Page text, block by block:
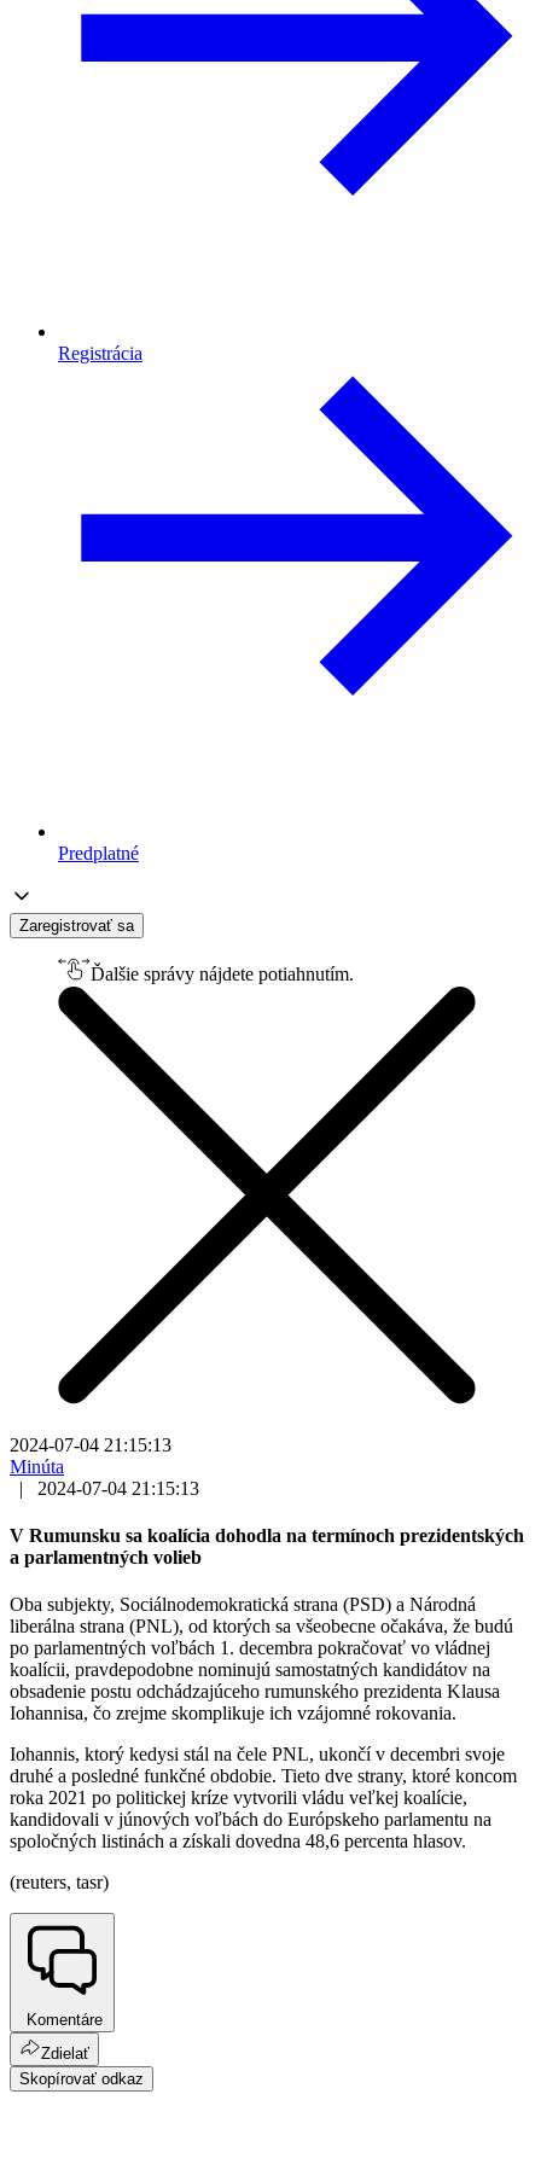
Registrácia
Predplatné
Zaregistrovať sa
Ďalšie správy nájdete potiahnutím.
2024-07-04 21:15:13
Minúta
|
2024-07-04 21:15:13
V Rumunsku sa koalícia dohodla na termínoch prezidentských
a parlamentných volieb
Oba subjekty, Sociálnodemokratická strana (PSD) a Národná
liberálna strana (PNL), od ktorých sa všeobecne očakáva, že budú
po parlamentných voľbách 1. decembra pokračovať vo vládnej
koalícii, pravdepodobne nominujú samostatných kandidátov na
obsadenie postu odchádzajúceho rumunského prezidenta Klausa
Iohannisa, čo zrejme skomplikuje ich vzájomné rokovania.
Iohannis, ktorý kedysi stál na čele PNL, ukončí v decembri svoje
druhé a posledné funkčné obdobie. Tieto dve strany, ktoré koncom
roka 2021 po politickej kríze vytvorili vládu veľkej koalície,
kandidovali v júnových voľbách do Európskeho parlamentu na
spoločných listinách a získali dovedna 48,6 percenta hlasov.
(reuters, tasr)
Komentáre
Zdielať
Skopírovať odkaz